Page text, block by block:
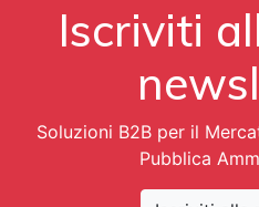
Iscriviti
Soluzioni B2B per il
Pubblica